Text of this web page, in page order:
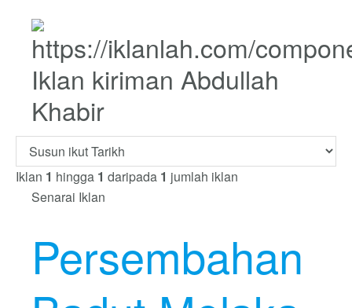
Iklan kiriman Abdullah
Khabir
Iklan 1 hingga 1 daripada 1 jumlah iklan
Senarai Iklan
Persembahan